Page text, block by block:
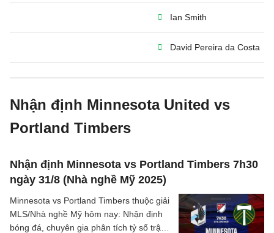
Ian Smith
David Pereira da Costa
Nhận định Minnesota United vs
Portland Timbers
Nhận định Minnesota vs Portland Timbers 7h30
ngày 31/8 (Nhà nghề Mỹ 2025)
Minnesota vs Portland Timbers thuộc giải
MLS/Nhà nghề Mỹ hôm nay: Nhận định
bóng đá, chuyên gia phân tích tỷ số trận